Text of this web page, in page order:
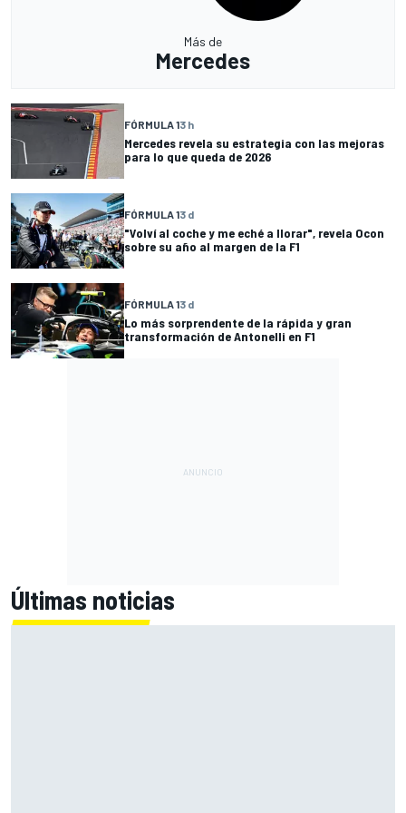
Más de
Mercedes
FÓRMULA 13 h
Mercedes revela su estrategia con las mejoras
para lo que queda de 2026
FÓRMULA 13 d
"Volví al coche y me eché a llorar", revela Ocon
sobre su año al margen de la F1
FÓRMULA 13 d
Lo más sorprendente de la rápida y gran
transformación de Antonelli en F1
Últimas noticias